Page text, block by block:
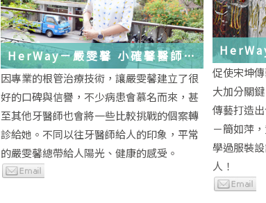
HerWay－嚴雯馨 小確馨醫師
的根管治療小確幸
因專業的根管治療技術，讓嚴雯馨建立了很
好的口碑與信譽，不少病患會慕名而來，甚
至其他牙醫師也會將一些比較挑戰的個案轉
診給她。不同以往牙醫師給人的印象，平常
的嚴雯馨總帶給人陽光、健康的感受。
萍ㄟ服
促使宋坤
大加分關
傳藝打造
－簡如萍
學過服裝
人！